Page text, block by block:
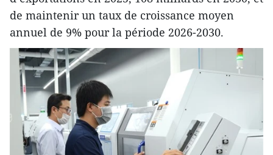
de maintenir un taux de croissance moyen
annuel de 9% pour la période 2026-2030.